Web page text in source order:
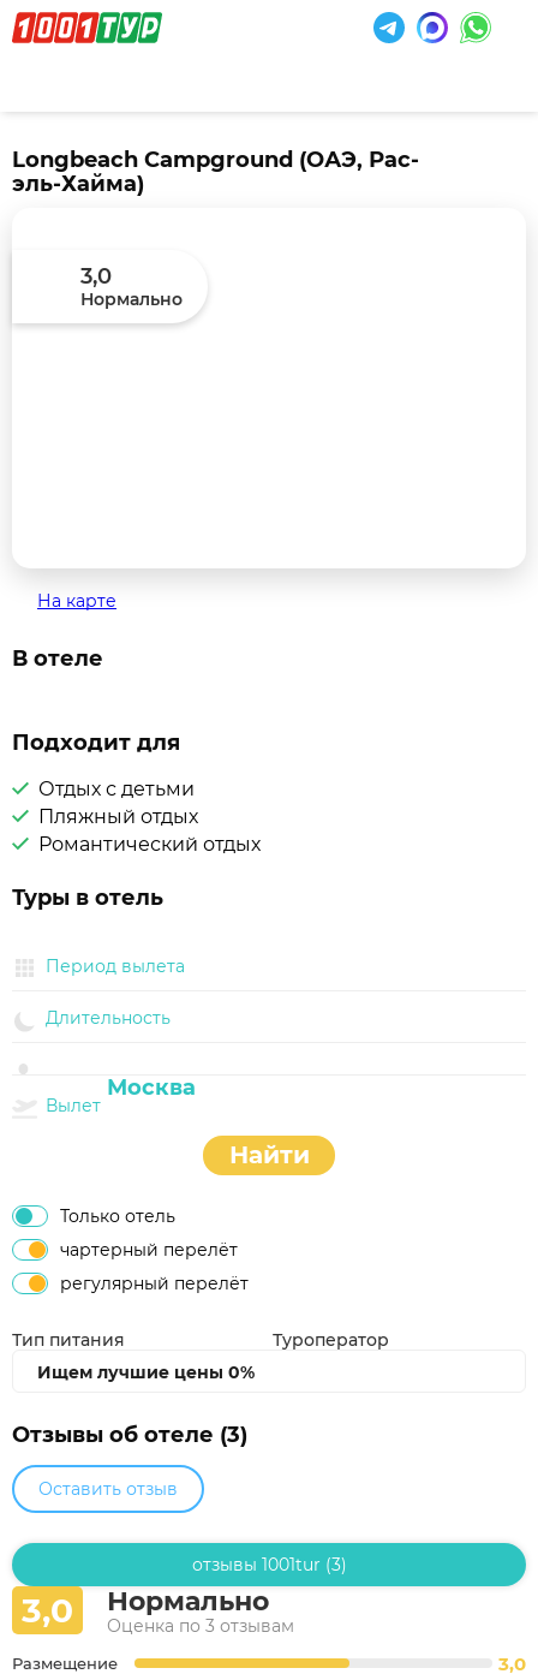
Longbeach Campground (ОАЭ, Рас-
эль-Хайма)
3,0
Нормально
На карте
В отеле
Подходит для
Отдых с детьми
Пляжный отдых
Романтический отдых
Туры в отель
Период вылета
Длительность
Вылет
Найти
Только отель
чартерный перелёт
регулярный перелёт
Тип питания
Туроператор
Ищем лучшие цены 0%
Отзывы об отеле (3)
Оставить отзыв
отзывы 1001tur (3)
3,0 Нормально
Оценка по 3 отзывам
Размещение 3,0